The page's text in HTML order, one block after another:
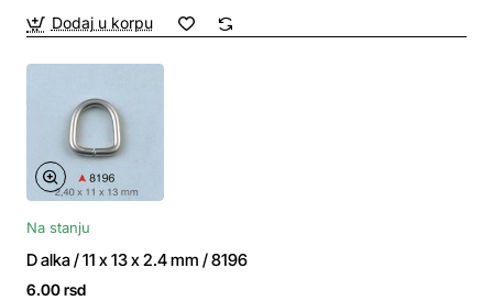
Dodaj u korpu
Na stanju
D alka / 11 x 13 x 2.4 mm / 8196
6.00 rsd